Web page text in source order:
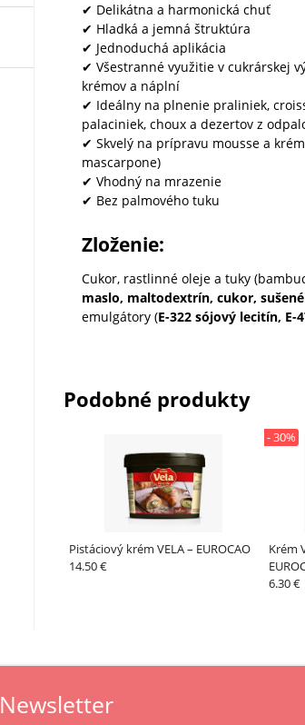
✔ Delikátna a harmonická chuť
✔ Hladká a jemná štruktúra
✔ Jednoduchá aplikácia
✔ Všestranné využitie v cukrárskej
krémov a náplní
✔ Ideálny na plnenie praliniek,
palaciniek, choux a dezertov z
✔ Skvelý na prípravu mousse a
mascarpone)
✔ Vhodný na mrazenie
✔ Bez palmového tuku
Zloženie:
Cukor, rastlinné oleje a tuky
maslo, maltodextrín, cukor,
emulgátory (E-322 sójový lecitín, E-
Podobné produkty
Pistáciový krém VELA – EUROCAO
14.50 €
Krém
- 30%
6.30 €
Newsletter